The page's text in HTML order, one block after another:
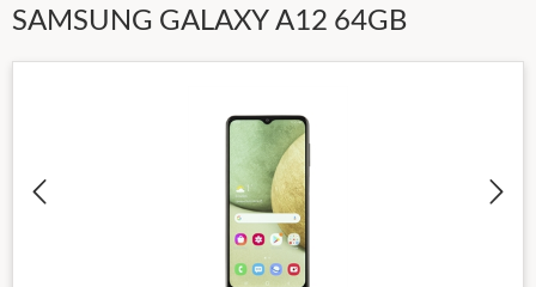
SAMSUNG GALAXY A12 64GB